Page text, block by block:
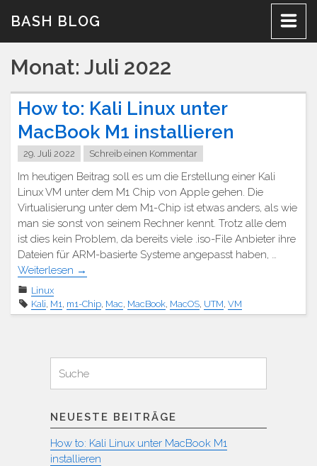
InhaltBASH BLOG
Monat: Juli 2022
How to: Kali Linux unter
MacBook M1 installieren
29. Juli 2022 Schreib einen Kommentar
Im heutigen Beitrag soll es um die Erstellung einer Kali
Linux VM unter dem M1 Chip von Apple gehen. Die
Virtualisierung unter dem M1-Chip ist etwas anders, als wie
man sie sonst von seinem Rechner kennt. Trotz alle dem
ist dies kein Problem, da bereits viele .iso-File Anbieter ihre
Dateien für ARM-basierte Systeme angepasst haben, …
Weiterlesen →
Linux
Kali, M1, m1-Chip, Mac, MacBook, MacOS, UTM, VM
für:
Suchen
NEUESTE BEITRÄGE
How to: Kali Linux unter MacBook M1
installieren